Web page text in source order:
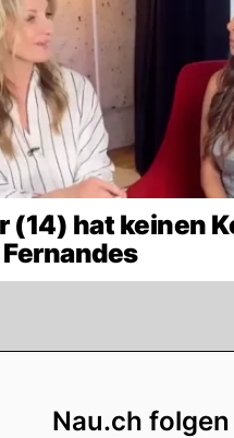
(14) hat keinen
Nau.ch folgen